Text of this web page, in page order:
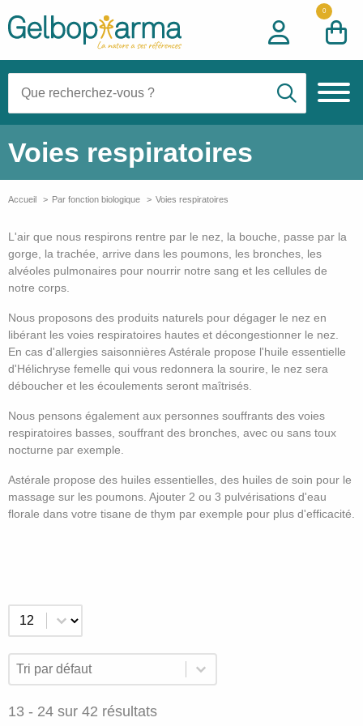
0
Voies respiratoires
Accueil Par fonction biologique Voies respiratoires
L'air que nous respirons rentre par le nez, la bouche, passe par la
gorge, la trachée, arrive dans les poumons, les bronches, les
alvéoles pulmonaires pour nourrir notre sang et les cellules de
notre corps.
Nous proposons des produits naturels pour dégager le nez en
libérant les voies respiratoires hautes et décongestionner le nez.
En cas d'allergies saisonnières Astérale propose l'huile essentielle
d'Hélichryse femelle qui vous redonnera la sourire, le nez sera
déboucher et les écoulements seront maîtrisés.
Nous pensons également aux personnes souffrants des voies
respiratoires basses, souffrant des bronches, avec ou sans toux
nocturne par exemple.
Astérale propose des huiles essentielles, des huiles de soin pour le
massage sur les poumons. Ajouter 2 ou 3 pulvérisations d'eau
florale dans votre tisane de thym par exemple pour plus d'efficacité.
Nos
produits
de
la
catégorie
13 - 24 sur 42 résultats
Sélectionnez un nombre par page
Trier par
Trier le contenu
Trier le contenu